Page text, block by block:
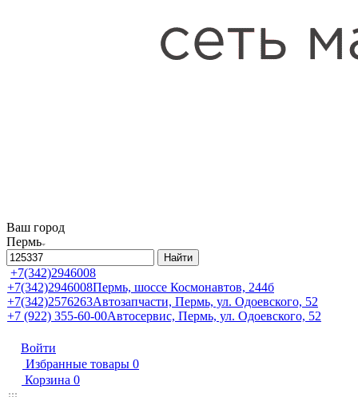
Ваш город
Пермь
Найти
+7(342)2946008
+7(342)2946008Пермь, шоссе Космонавтов, 244б
+7(342)2576263Автозапчасти, Пермь, ул. Одоевского, 52
+7 (922) 355-60-00Автосервис, Пермь, ул. Одоевского, 52
Войти
Избранные товары 0
Корзина 0